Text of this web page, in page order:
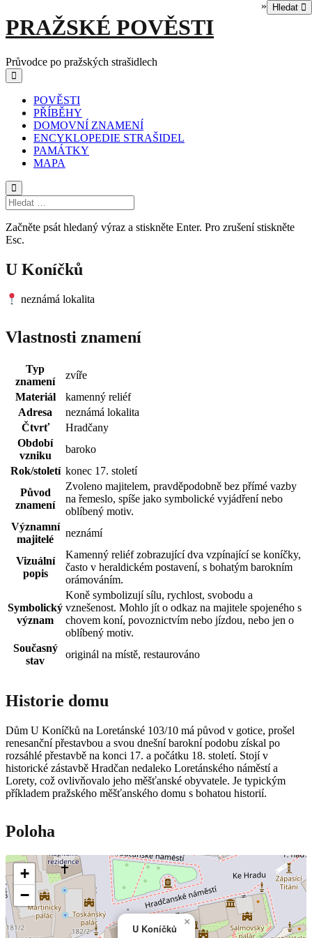
Skip
to
PRAŽSKÉ POVĚSTI
Průvodce po pražských strašidlech
Main
navigation
POVĚSTI
PŘÍBĚHY
DOMOVNÍ ZNAMENÍ
ENCYKLOPEDIE STRAŠIDEL
PAMÁTKY
MAPA
» Hledat
Začněte psát hledaný výraz a stiskněte Enter. Pro zrušení stiskněte
Esc.
U Koníčků
neznámá lokalita
Vlastnosti znamení
Typ
znamení
zvíře
Materiál
kamenný reliéf
Adresa
neznámá lokalita
Čtvrť
Hradčany
Období
vzniku
baroko
Rok/století konec 17. století
Původ
znamení
Zvoleno majitelem, pravděpodobně bez přímé vazby
na řemeslo, spíše jako symbolické vyjádření nebo
oblíbený motiv.
Významní
majitelé
neznámí
Vizuální
popis
Kamenný reliéf zobrazující dva vzpínající se koníčky,
často v heraldickém postavení, s bohatým barokním
orámováním.
Symbolický
význam
Koně symbolizují sílu, rychlost, svobodu a
vznešenost. Mohlo jít o odkaz na majitele spojeného s
chovem koní, povoznictvím nebo jízdou, nebo jen o
oblíbený motiv.
Současný
stav
originál na místě, restaurováno
Historie domu
Dům U Koníčků na Loretánské 103/10 má původ v gotice, prošel
renesanční přestavbou a svou dnešní barokní podobu získal po
rozsáhlé přestavbě na konci 17. a počátku 18. století. Stojí v
historické zástavbě Hradčan nedaleko Loretánského náměstí a
Lorety, což ovlivňovalo jeho měšťanské obyvatele. Je typickým
příkladem pražského měšťanského domu s bohatou historií.
Poloha
U Koníčků
×
+
−